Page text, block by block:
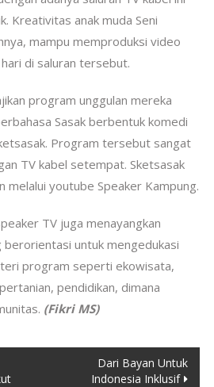
Kreativitas anak muda Seni
mampu memproduksi video
di saluran tersebut.
program unggulan mereka
Sasak berbentuk komedi
Program tersebut sangat
TV kabel setempat. Sketsasak
melalui youtube Speaker Kampung.
TV juga menayangkan
untuk mengedukasi
program seperti ekowisata,
pendidikan, dimana
(Fikri MS)
Dari Bayan Untuk
Indonesia Inklusif